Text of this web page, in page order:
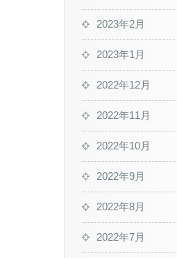
2023年2月
2023年1月
2022年12月
2022年11月
2022年10月
2022年9月
2022年8月
2022年7月